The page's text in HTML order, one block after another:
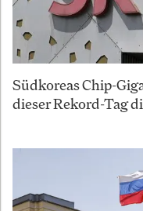
Südkoreas Chip-
dieser Rekord-Tag